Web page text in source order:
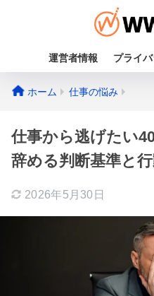
運営者情報 プライ
ホーム 仕事の悩み
仕事から逃げたい
辞める判断基準と行
2026年5月30日